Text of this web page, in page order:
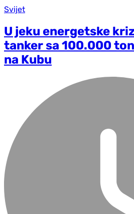
Svijet
U jeku energetske
tanker sa 100.000
na Kubu